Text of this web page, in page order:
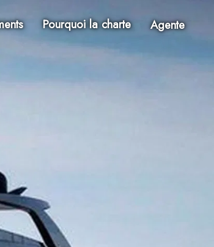
Pourquoi la charte Agente